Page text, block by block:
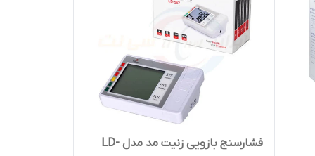
فشارسنج بازویی زنیت مد مدل LD-